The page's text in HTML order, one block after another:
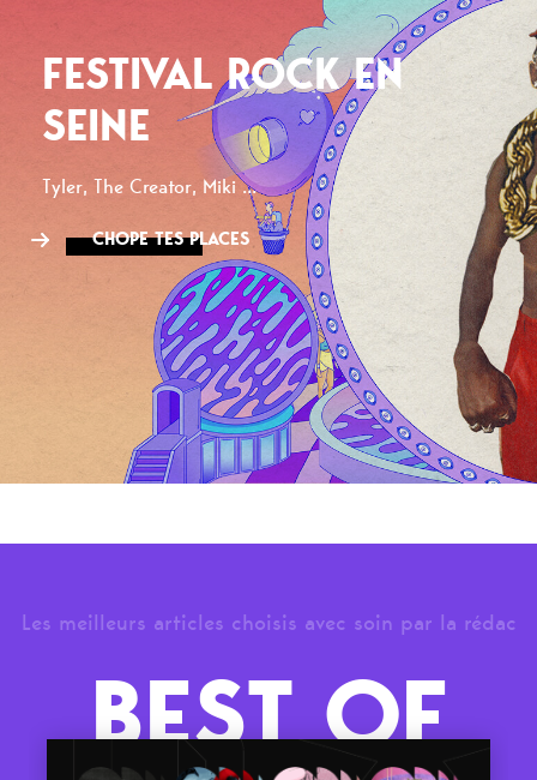
FESTIVAL ROCK EN
SEINE
Tyler, The Creator, Miki ...
CHOPE TES PLACES
Les meilleurs articles choisis avec soin par la rédac
BEST OF